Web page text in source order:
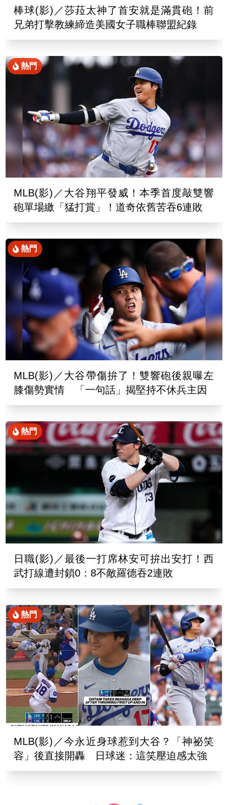
棒球(影)／莎菈太神了首安就是滿貫砲！前
兄弟打擊教練締造美國女子職棒聯盟紀錄
熱門
MLB(影)／大谷翔平發威！本季首度敲雙響
砲單場繳「猛打賞」！道奇依舊苦吞6連敗
熱門
MLB(影)／大谷帶傷拚了！雙響砲後親曝左
膝傷勢實情 「一句話」揭堅持不休兵主因
熱門
日職(影)／最後一打席林安可拚出安打！西
武打線遭封鎖0：8不敵羅德吞2連敗
熱門
MLB(影)／今永近身球惹到大谷？「神祕笑
容」後直接開轟 日球迷：這笑壓迫感太強